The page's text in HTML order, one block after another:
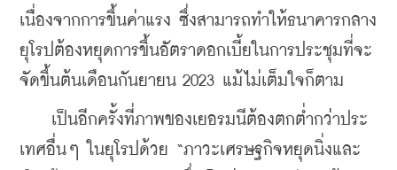
เนื่องจากการขึ้นค่าแรง ซึ่งสามารถทำให้ธนาคารกลาง
ยุโรปต้องหยุดการขึ้นอัตราดอกเบี้ยในการประชุมที่จะ
จัดขึ้นต้นเดือนกันยายน 2023 แม้ไม่เต็มใจก็ตาม
เป็นอีกครั้งที่ภาพของเยอรมนีต้องตกต่ำกว่าประ
เทศอื่นๆ ในยุโรปด้วย “ภาวะเศรษฐกิจหยุดนิ่งและ